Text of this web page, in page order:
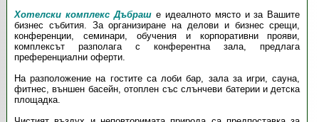
Хотелски комплекс Дъбраше идеалното място и за Вашите
бизнес събития. За организиране на делови и бизнес срещи,
конференции, семинари, обучения и корпоративни прояви,
комплексът разполага с конферентна зала, предлага
преференциални оферти.
На разположение на гостите са лоби бар, зала за игри, сауна,
фитнес, външен басейн, отоплен със слънчеви батерии и детска
площадка.